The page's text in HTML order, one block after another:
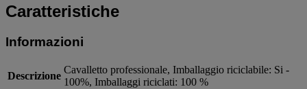
Caratteristiche
Informazioni
Descrizione
Cavalletto professionale, Imballaggio riciclabile: Si -
100%, Imballaggi riciclati: 100 %